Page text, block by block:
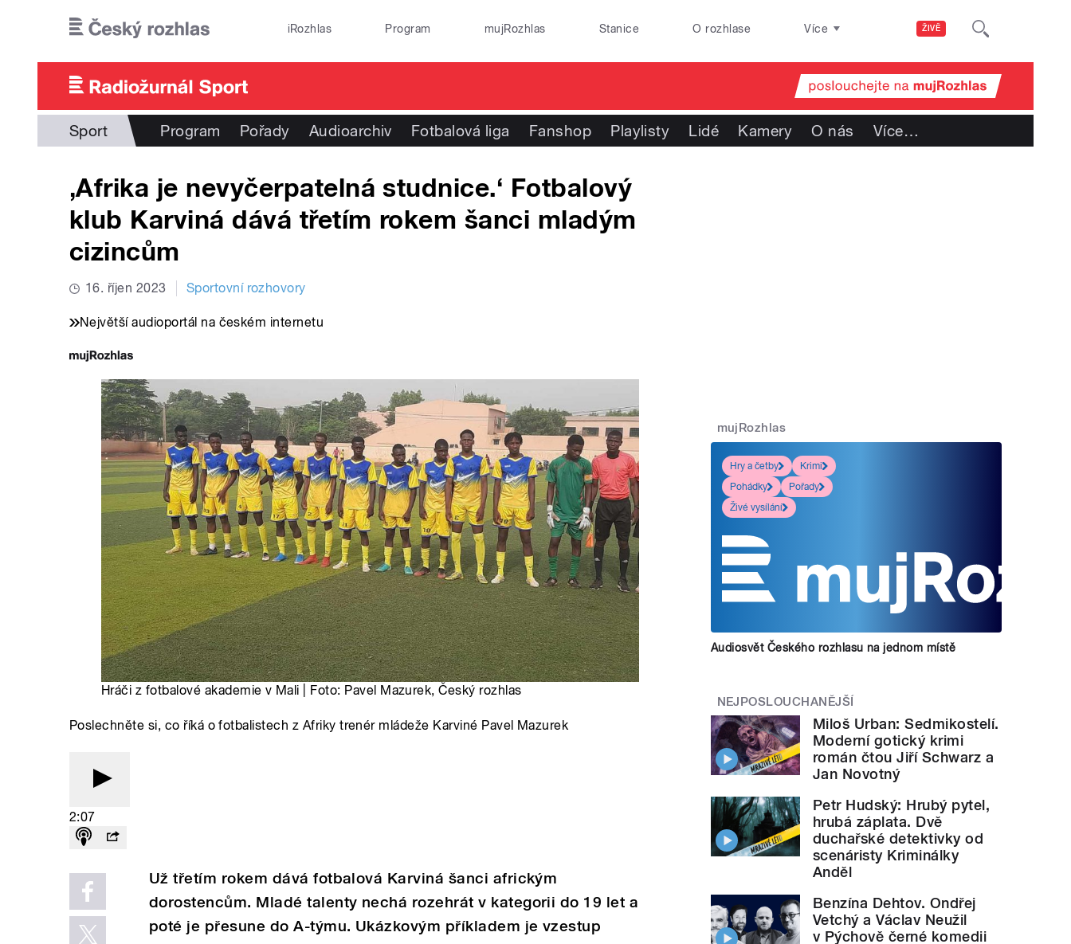
ŽIVĚ
iRozhlas Program mujRozhlas Stanice O rozhlase Více
Sport Program Pořady Audioarchiv Fotbalová liga Fanshop Playlisty Lidé Kamery O nás Více…
‚Afrika je nevyčerpatelná studnice.‘ Fotbalový
klub Karviná dává třetím rokem šanci mladým
cizincům
16. říjen 2023 Sportovní rozhovory
Největší audioportál na českém internetu
Hráči z fotbalové akademie v Mali | Foto: Pavel Mazurek, Český rozhlas
Poslechněte si, co říká o fotbalistech z Afriky trenér mládeže Karviné Pavel Mazurek
2:07
Už třetím rokem dává fotbalová Karviná šanci africkým
dorostencům. Mladé talenty nechá rozehrát v kategorii do 19 let a
poté je přesune do A-týmu. Ukázkovým příkladem je vzestup
mujRozhlas
Hry a četby
Krimi
Pohádky
Pořady
Živé vysílání
Audiosvět Českého rozhlasu na jednom místě
NEJPOSLOUCHANĚJŠÍ
Miloš Urban: Sedmikostelí.
Moderní gotický krimi
román čtou Jiří Schwarz a
Jan Novotný
Petr Hudský: Hrubý pytel,
hrubá záplata. Dvě
duchařské detektivky od
scenáristy Kriminálky
Anděl
Benzína Dehtov. Ondřej
Vetchý a Václav Neužil
v Pýchově černé komedii